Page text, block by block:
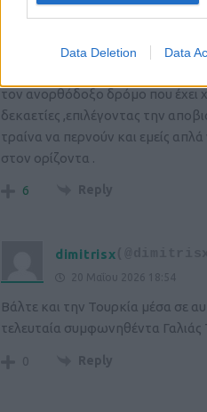
Data Deletion Data
peet14(@peet14)
20 Μαΐου 2026 17:51
τον ανορθόδοξο δρόμο που έχει
δεκαετίες ,επιλέγοντας την
τραίνα να περνούν και εμείς
στον ορίζοντα .
6 Reply
dimitrisx
20 Μαΐου 2026 18:54
Βάλτε και την Τουρκία μέσα σε
τελευταία συμφωνηθέντα Γαλιάς
0 Reply